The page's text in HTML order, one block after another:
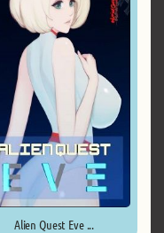
Alien Quest Eve ...